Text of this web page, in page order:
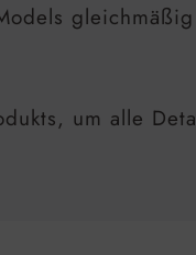
um alle